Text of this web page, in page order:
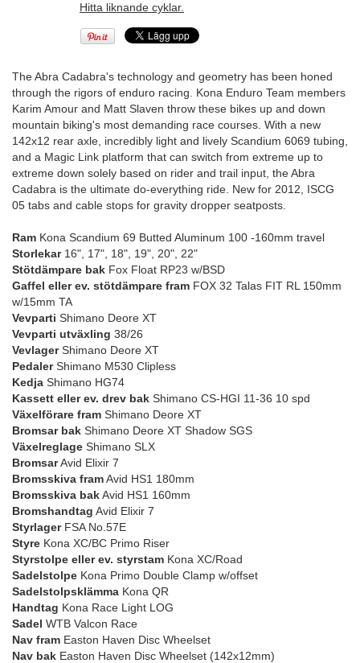
Hitta liknande cyklar.
The Abra Cadabra's technology and geometry has been honed
through the rigors of enduro racing. Kona Enduro Team members
Karim Amour and Matt Slaven throw these bikes up and down
mountain biking's most demanding race courses. With a new
142x12 rear axle, incredibly light and lively Scandium 6069 tubing,
and a Magic Link platform that can switch from extreme up to
extreme down solely based on rider and trail input, the Abra
Cadabra is the ultimate do-everything ride. New for 2012, ISCG
05 tabs and cable stops for gravity dropper seatposts.
Ram Kona Scandium 69 Butted Aluminum 100 -160mm travel
Storlekar16", 17", 18", 19", 20", 22"
Stötdämpare bak Fox Float RP23 w/BSD
Gaffel eller ev. stötdämpare fram FOX 32 Talas FIT RL 150mm
w/15mm TA
Vevparti Shimano Deore XT
Vevparti utväxling 38/26
VevlagerShimano Deore XT
PedalerShimano M530 Clipless
Kedja Shimano HG74
Kassett eller ev. drev bak Shimano CS-HGI 11-36 10 spd
Växelförare fram Shimano Deore XT
Bromsar bak Shimano Deore XT Shadow SGS
Växelreglage Shimano SLX
BromsarAvid Elixir 7
Bromsskiva framAvid HS1 180mm
Bromsskiva bakAvid HS1 160mm
Bromshandtag Avid Elixir 7
StyrlagerFSA No.57E
Styre Kona XC/BC Primo Riser
Styrstolpe eller ev. styrstam Kona XC/Road
Sadelstolpe Kona Primo Double Clamp w/offset
Sadelstolpsklämma Kona QR
Handtag Kona Race Light LOG
Sadel WTB Valcon Race
Nav fram Easton Haven Disc Wheelset
Nav bak Easton Haven Disc Wheelset (142x12mm)